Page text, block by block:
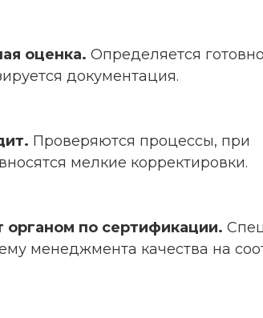
оценка. Определяется
документация.
Проверяются процессы, при
мелкие корректировки.
органом по сертификации.
менеджмента качества на